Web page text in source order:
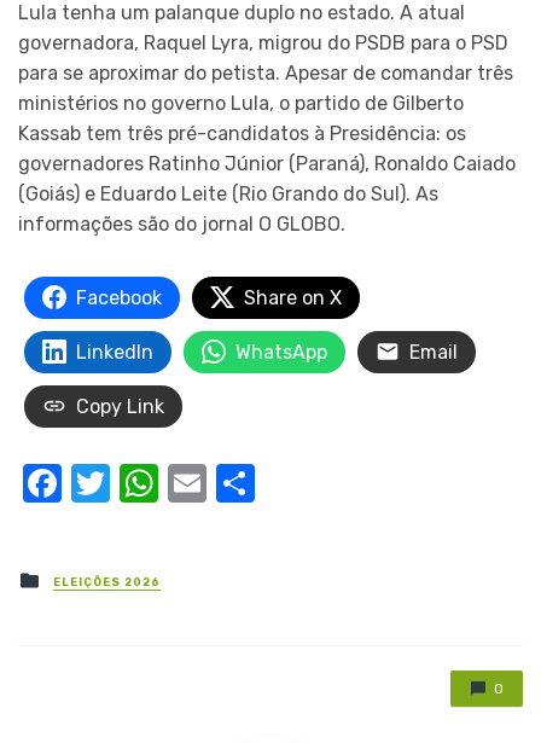
Lula tenha um palanque duplo no estado. A atual
governadora, Raquel Lyra, migrou do PSDB para o PSD
para se aproximar do petista. Apesar de comandar três
ministérios no governo Lula, o partido de Gilberto
Kassab tem três pré-candidatos à Presidência: os
governadores Ratinho Júnior (Paraná), Ronaldo Caiado
(Goiás) e Eduardo Leite (Rio Grando do Sul). As
informações são do jornal O GLOBO.
Facebook Share on X
LinkedIn WhatsApp Email
Copy Link
Facebook
Twitter
WhatsApp
Email
Posted
in
ELEIÇÕES 2026
0